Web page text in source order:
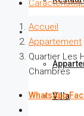
Location
Villa
Accueil
Appartement
Quartier Les
Chambres
WhatsApp